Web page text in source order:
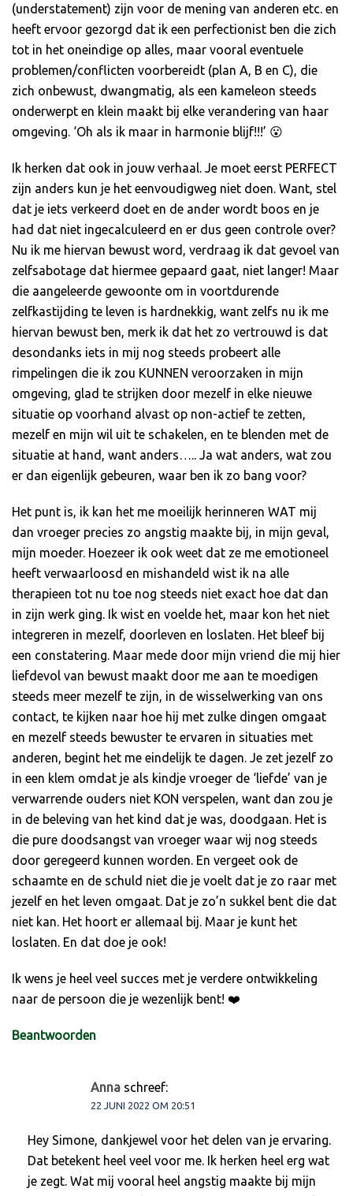
(understatement) zijn voor de mening van anderen etc. en
heeft ervoor gezorgd dat ik een perfectionist ben die zich
tot in het oneindige op alles, maar vooral eventuele
problemen/conflicten voorbereidt (plan A, B en C), die
zich onbewust, dwangmatig, als een kameleon steeds
onderwerpt en klein maakt bij elke verandering van haar
omgeving. ‘Oh als ik maar in harmonie blijf!!!’ 😮
Ik herken dat ook in jouw verhaal. Je moet eerst PERFECT
zijn anders kun je het eenvoudigweg niet doen. Want, stel
dat je iets verkeerd doet en de ander wordt boos en je
had dat niet ingecalculeerd en er dus geen controle over?
Nu ik me hiervan bewust word, verdraag ik dat gevoel van
zelfsabotage dat hiermee gepaard gaat, niet langer! Maar
die aangeleerde gewoonte om in voortdurende
zelfkastijding te leven is hardnekkig, want zelfs nu ik me
hiervan bewust ben, merk ik dat het zo vertrouwd is dat
desondanks iets in mij nog steeds probeert alle
rimpelingen die ik zou KUNNEN veroorzaken in mijn
omgeving, glad te strijken door mezelf in elke nieuwe
situatie op voorhand alvast op non-actief te zetten,
mezelf en mijn wil uit te schakelen, en te blenden met de
situatie at hand, want anders….. Ja wat anders, wat zou
er dan eigenlijk gebeuren, waar ben ik zo bang voor?
Het punt is, ik kan het me moeilijk herinneren WAT mij
dan vroeger precies zo angstig maakte bij, in mijn geval,
mijn moeder. Hoezeer ik ook weet dat ze me emotioneel
heeft verwaarloosd en mishandeld wist ik na alle
therapieen tot nu toe nog steeds niet exact hoe dat dan
in zijn werk ging. Ik wist en voelde het, maar kon het niet
integreren in mezelf, doorleven en loslaten. Het bleef bij
een constatering. Maar mede door mijn vriend die mij hier
liefdevol van bewust maakt door me aan te moedigen
steeds meer mezelf te zijn, in de wisselwerking van ons
contact, te kijken naar hoe hij met zulke dingen omgaat
en mezelf steeds bewuster te ervaren in situaties met
anderen, begint het me eindelijk te dagen. Je zet jezelf zo
in een klem omdat je als kindje vroeger de ‘liefde’ van je
verwarrende ouders niet KON verspelen, want dan zou je
in de beleving van het kind dat je was, doodgaan. Het is
die pure doodsangst van vroeger waar wij nog steeds
door geregeerd kunnen worden. En vergeet ook de
schaamte en de schuld niet die je voelt dat je zo raar met
jezelf en het leven omgaat. Dat je zo’n sukkel bent die dat
niet kan. Het hoort er allemaal bij. Maar je kunt het
loslaten. En dat doe je ook!
Ik wens je heel veel succes met je verdere ontwikkeling
naar de persoon die je wezenlijk bent! ❤️
Beantwoorden
Anna schreef:
22 JUNI 2022 OM 20:51
Hey Simone, dankjewel voor het delen van je ervaring.
Dat betekent heel veel voor me. Ik herken heel erg wat
je zegt. Wat mij vooral heel angstig maakte bij mijn